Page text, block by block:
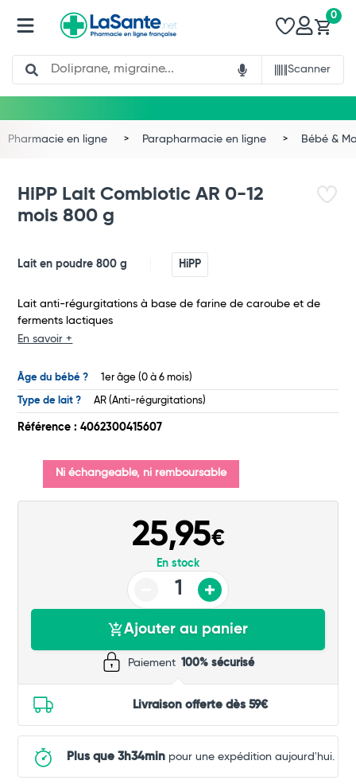
Search
Scanner
0
Commander
Pharmacie en ligne Parapharmacie en ligne Bébé &
HiPP Lait Combiotic AR 0-12
mois 800 g
Lait en poudre 800 g HiPP
Lait anti-régurgitations à base de farine de caroube et de
ferments lactiques
En savoir +
Âge du bébé ? 1er âge (0 à 6 mois)
Type de lait ? AR (Anti-régurgitations)
Référence : 4062300415607
Ni échangeable, ni remboursable
25,95€
En stock
Ajouter au panier
Paiement 100% sécurisé
Livraison offerte dès 59€
Plus que 3h34minpour une expédition aujourd'hui.